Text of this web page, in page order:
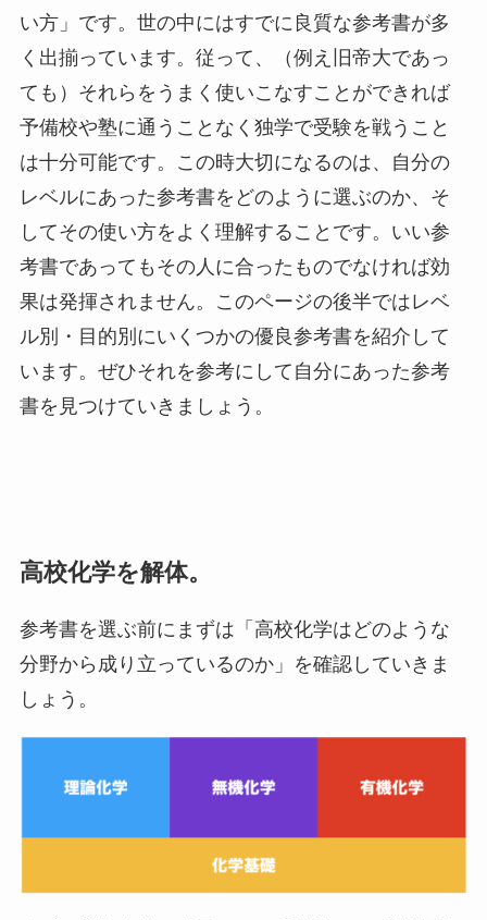
い方」です。世の中にはすでに良質な参考書が多
く出揃っています。従って、（例え旧帝大であっ
ても）それらをうまく使いこなすことができれば
予備校や塾に通うことなく独学で受験を戦うこと
は十分可能です。この時大切になるのは、自分の
レベルにあった参考書をどのように選ぶのか、そ
してその使い方をよく理解することです。いい参
考書であってもその人に合ったものでなければ効
果は発揮されません。このページの後半ではレベ
ル別・目的別にいくつかの優良参考書を紹介して
います。ぜひそれを参考にして自分にあった参考
書を見つけていきましょう。
高校化学を解体。
参考書を選ぶ前にまずは「高校化学はどのような
分野から成り立っているのか」を確認していきま
しょう。